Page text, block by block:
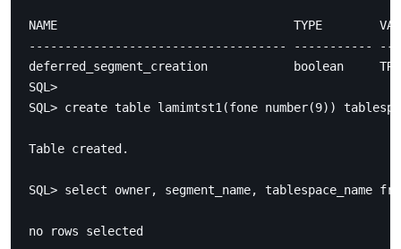
NAME                                 TYPE
------------------------------------ -----------
deferred_segment_creation            boolean
SQL>
SQL> create table lamimtst1(fone number(9))
Table created.
SQL> select owner, segment_name, tablespace_name
no rows selected